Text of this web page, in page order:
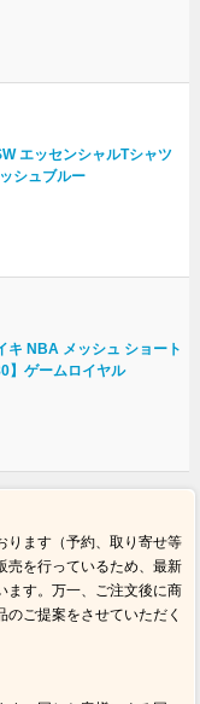
エッセンシャルTシャツ
シュブルー
キ NBA メッシュ ショート
】ゲームロイヤル
ります（予約、取り寄せ等
売を行っているため、最新
ます。万一、ご注文後に商
ご提案をさせていただく